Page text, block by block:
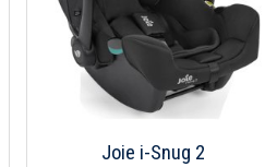
Joie i-Snug 2